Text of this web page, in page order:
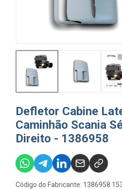
Defletor Cabine
Caminhão Scania
Direito - 1386958
Código do Fabricante: 1386958